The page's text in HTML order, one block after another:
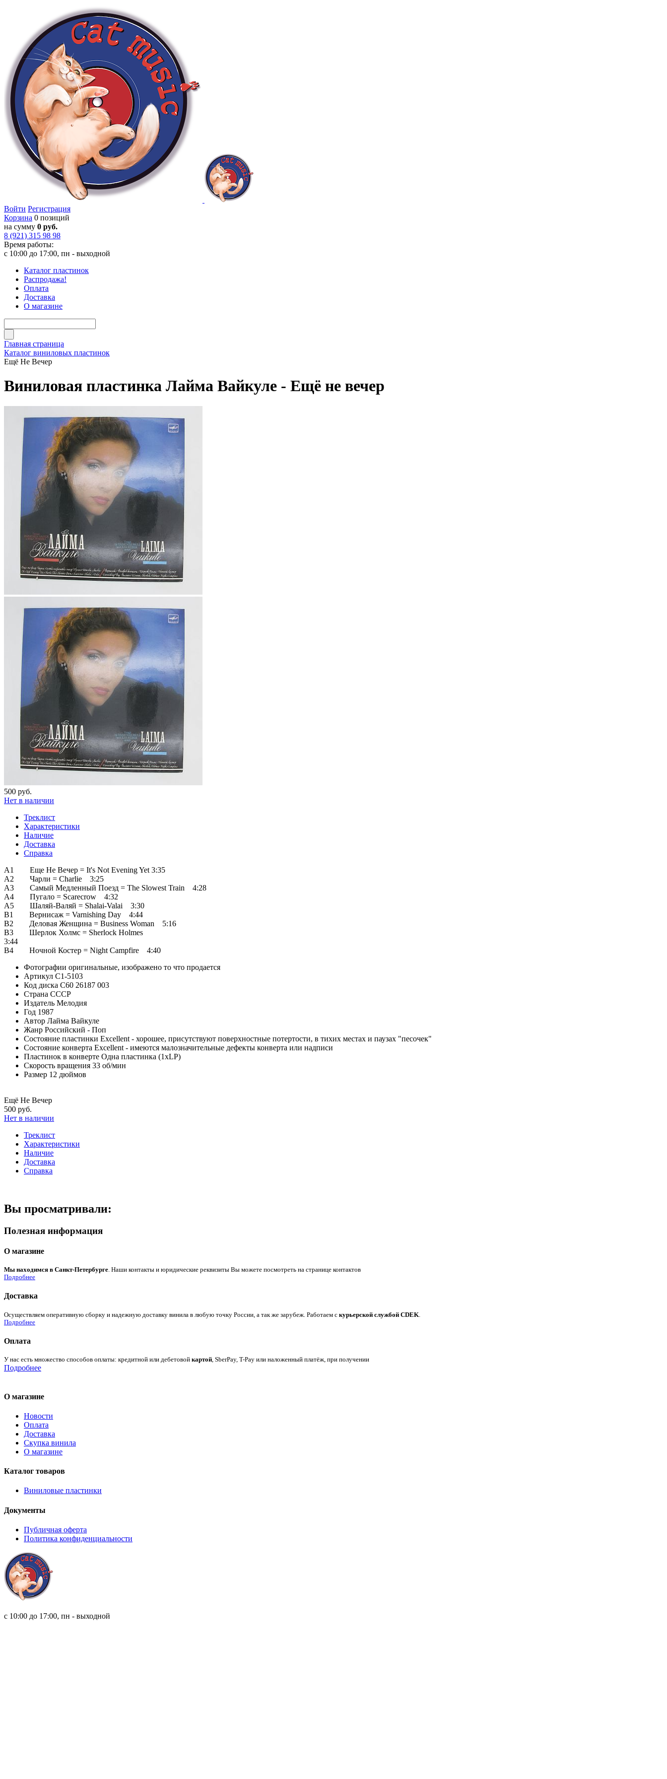
Войти Регистрация
Корзина 0 позиций
на сумму 0 руб.
8 (921) 315 98 98
Время работы:
с 10:00 до 17:00, пн - выходной
Каталог пластинок
Распродажа!
Оплата
Доставка
О магазине
Главная страница
Каталог виниловых пластинок
Ещё Не Вечер
Виниловая пластинка Лайма Вайкуле - Ещё не вечер
500 руб.
Нет в наличии
Треклист
Характеристики
Наличие
Доставка
Справка
A1 Еще Не Вечер = It's Not Evening Yet 3:35
A2 Чарли = Charlie 3:25
A3 Самый Медленный Поезд = The Slowest Train 4:28
A4 Пугало = Scarecrow 4:32
A5 Шаляй-Валяй = Shalai-Valai 3:30
B1 Вернисаж = Varnishing Day 4:44
B2 Деловая Женщина = Business Woman 5:16
B3 Шерлок Холмс = Sherlock Holmes
3:44
B4 Ночной Костер = Night Campfire 4:40
Фотографии оригинальные, изображено то что продается
Артикул C1-5103
Код диска C60 26187 003
Страна СССР
Издатель Мелодия
Год 1987
Автор Лайма Вайкуле
Жанр Российский - Поп
Состояние пластинки Excellent - хорошее, присутствуют поверхностные потертости, в тихих местах и паузах "песочек"
Состояние конверта Excellent - имеются малозначительные дефекты конверта или надписи
Пластинок в конверте Одна пластинка (1xLP)
Скорость вращения 33 об/мин
Размер 12 дюймов
Ещё Не Вечер
500 руб.
Нет в наличии
Треклист
Характеристики
Наличие
Доставка
Справка
Вы просматривали:
Полезная информация
О магазине
Мы находимся в Санкт-Петербурге. Наши контакты и юридические реквизиты Вы можете посмотреть на странице контактов
Подробнее
Доставка
Осуществляем оперативную сборку и надежную доставку винила в любую точку России, а так же зарубеж. Работаем с курьерской службой CDEK
Подробнее
Оплата
У нас есть множество способов оплаты: кредитной или дебетовой картой, SberPay, T-Pay или наложенный платёж, при получении
Подробнее
О магазине
Новости
Оплата
Доставка
Скупка винила
О магазине
Каталог товаров
Виниловые пластинки
Документы
Публичная оферта
Политика конфиденциальности
с 10:00 до 17:00, пн - выходной